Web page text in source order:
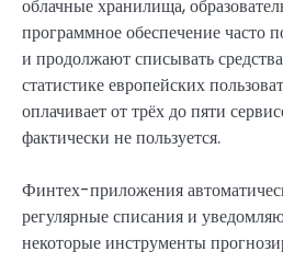
облачные хранилища,
программное обеспечение часто
и продолжают списывать
статистике европейских
оплачивает от трёх до пяти
фактически не пользуется.
Финтех-приложения
регулярные списания и
некоторые инструменты